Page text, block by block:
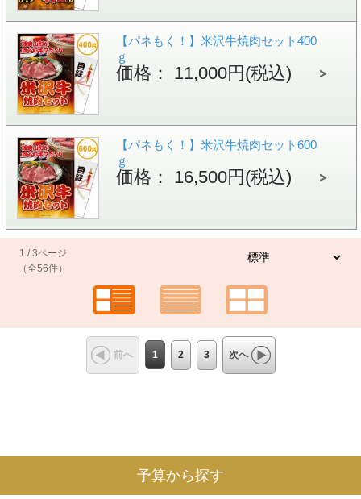
【パネもく！】米沢牛焼肉セット400
ｇ
価格： 11,000円(税込)
【パネもく！】米沢牛焼肉セット600
ｇ
価格： 16,500円(税込)
1 / 3ページ
（全56件）
前へ 1 2 3 次へ
予算から探す